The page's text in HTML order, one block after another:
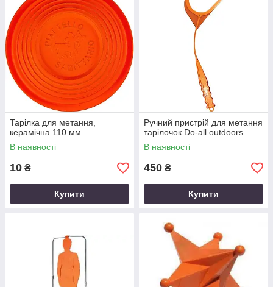
Тарілка для метання,
керамічна 110 мм
В наявності
10 ₴
Купити
Ручний пристрій для метання
тарілочок Do-all outdoors
В наявності
450 ₴
Купити